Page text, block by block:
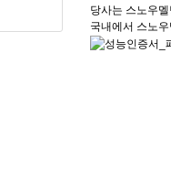
산업
부속
당사는 스노우
국내에서 스노